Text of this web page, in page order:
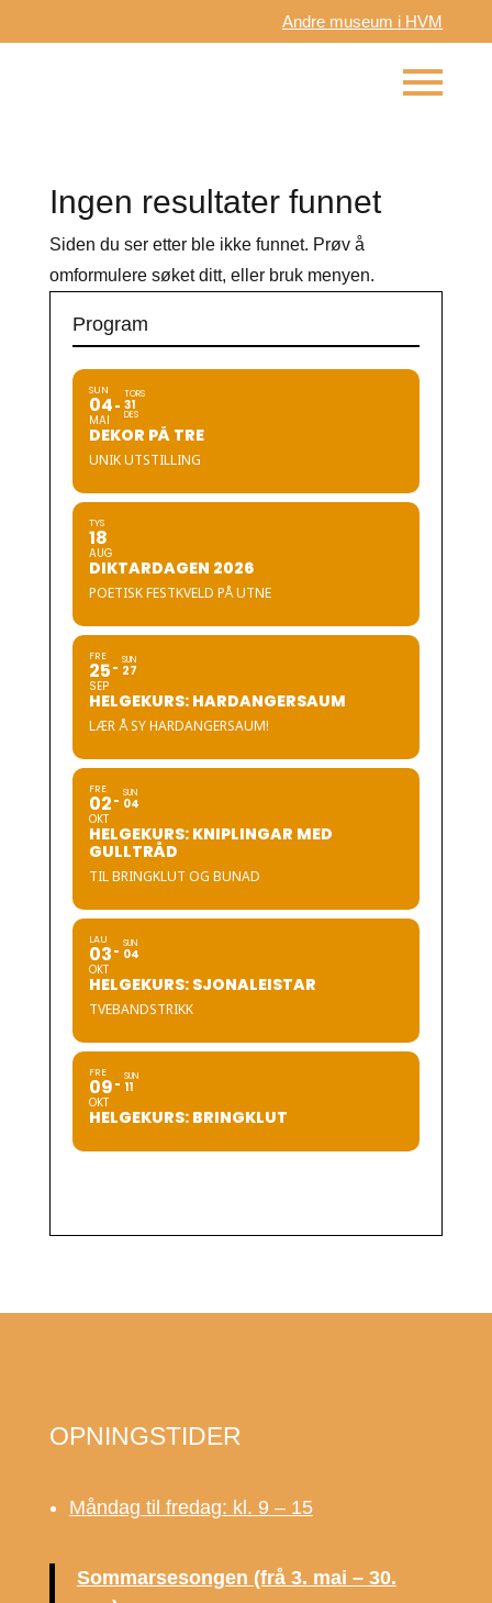
Andre museum i HVM
Ingen resultater funnet
Siden du ser etter ble ikke funnet. Prøv å
omformulere søket ditt, eller bruk menyen.
Program
SUN
04
MAI
TORS
31
DES
DEKOR PÅ TRE
UNIK UTSTILLING
TYS
18
AUG
DIKTARDAGEN 2026
POETISK FESTKVELD PÅ UTNE
FRE
25
SEP
SUN
27
HELGEKURS: HARDANGERSAUM
LÆR Å SY HARDANGERSAUM!
FRE
02
OKT
SUN
04
HELGEKURS: KNIPLINGAR MED
GULLTRÅD
TIL BRINGKLUT OG BUNAD
LAU
03
OKT
SUN
04
HELGEKURS: SJONALEISTAR
TVEBANDSTRIKK
FRE
09
OKT
SUN
11
HELGEKURS: BRINGKLUT
OPNINGSTIDER
Måndag til fredag: kl. 9 – 15
Sommarsesongen (frå 3. mai – 30.